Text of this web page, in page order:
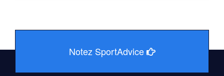
Notez SportAdvice